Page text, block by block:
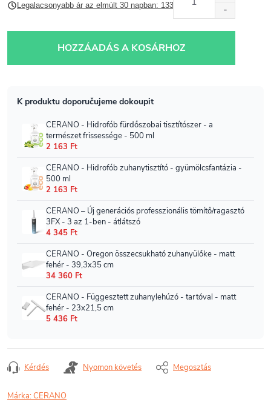
Legalacsonyabb ár az elmúlt 30 napban: 133 986,60 Ft
HOZZÁADÁS A KOSÁRHOZ
Kérdés Nyomon követés Megosztás
Márka:CERANO